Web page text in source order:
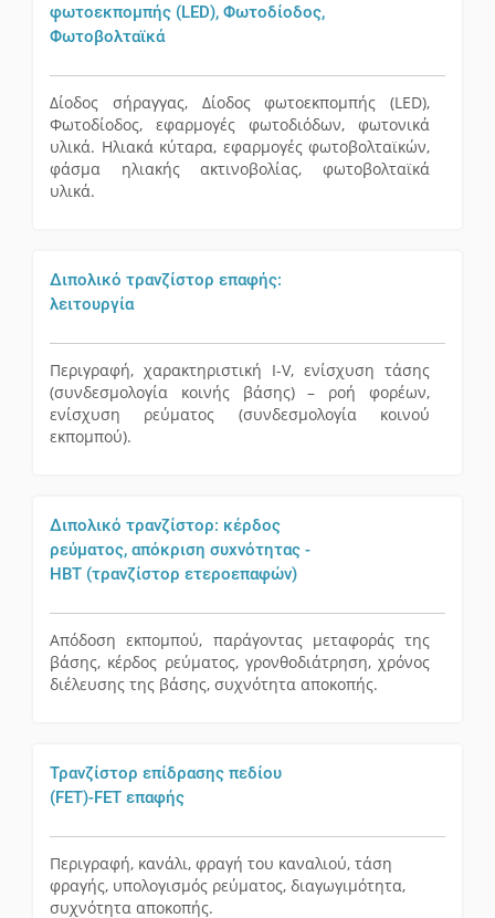
φωτοεκπομπής (LED), Φωτοδίοδος,
Φωτοβολταϊκά
Δίοδος σήραγγας, Δίοδος φωτοεκπομπής (LED),
Φωτοδίοδος, εφαρμογές φωτοδιόδων, φωτονικά
υλικά. Ηλιακά κύταρα, εφαρμογές φωτοβολταϊκών,
φάσμα ηλιακής ακτινοβολίας, φωτοβολταϊκά
υλικά.
Διπολικό τρανζίστορ επαφής:
λειτουργία
Περιγραφή, χαρακτηριστική Ι-V, ενίσχυση τάσης
(συνδεσμολογία κοινής βάσης) – ροή φορέων,
ενίσχυση ρεύματος (συνδεσμολογία κοινού
εκπομπού).
Διπολικό τρανζίστορ: κέρδος
ρεύματος, απόκριση συχνότητας -
ΗΒΤ (τρανζίστορ ετεροεπαφών)
Απόδοση εκπομπού, παράγοντας μεταφοράς της
βάσης, κέρδος ρεύματος, γρονθοδιάτρηση, χρόνος
διέλευσης της βάσης, συχνότητα αποκοπής.
Τρανζίστορ επίδρασης πεδίου
(FET)-FET επαφής
Περιγραφή, κανάλι, φραγή του καναλιού, τάση
φραγής, υπολογισμός ρεύματος, διαγωγιμότητα,
συχνότητα αποκοπής.